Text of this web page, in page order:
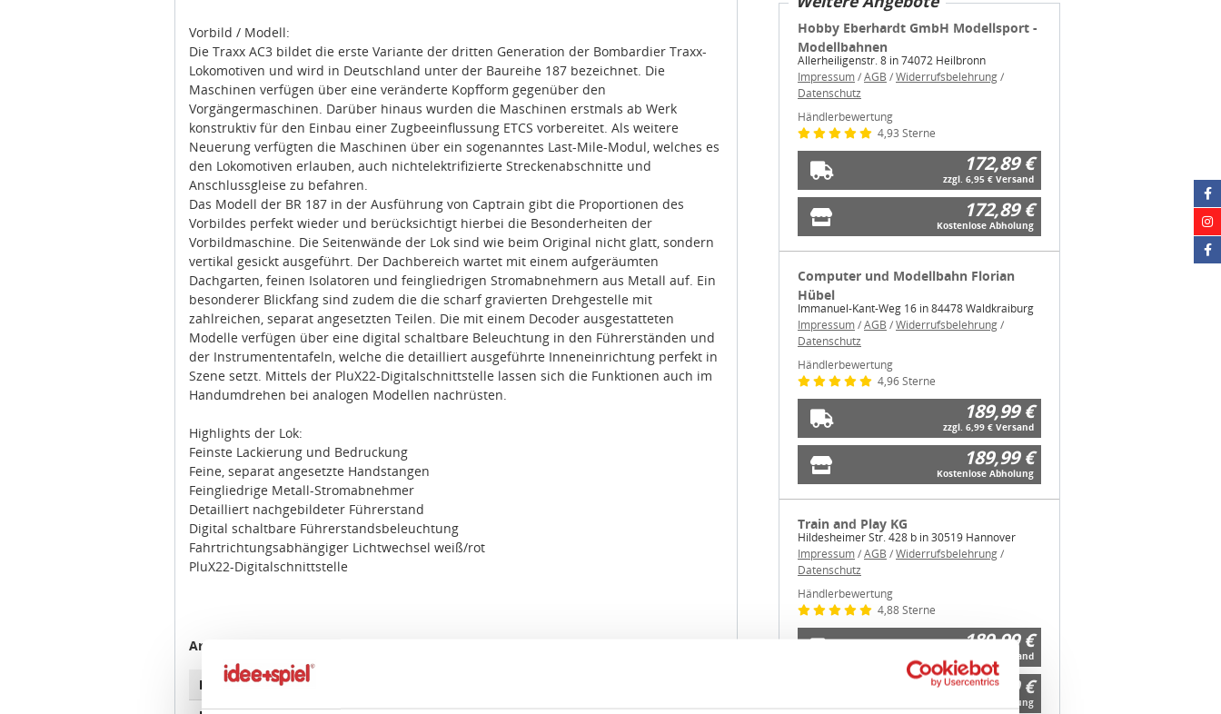
Diese Webseite verwendet Cookies.
Die Traxx AC3 bildet die erste Variante der dritten Generation der Bombardier Traxx-
Lokomotiven und wird in Deutschland unter der Baureihe 187 bezeichnet. Die
Maschinen verfügen über eine veränderte Kopfform gegenüber den
Vorgängermaschinen. Darüber hinaus wurden die Maschinen erstmals ab Werk
konstruktiv für den Einbau einer Zugbeeinflussung ETCS vorbereitet. Als weitere
Neuerung verfügten die Maschinen über ein sogenanntes Last-Mile-Modul, welches es
den Lokomotiven erlauben, auch nichtelektrifizierte Streckenabschnitte und
Anschlussgleise zu befahren.
Das Modell der BR 187 in der Ausführung von Captrain gibt die Proportionen des
Vorbildes perfekt wieder und berücksichtigt hierbei die Besonderheiten der
Vorbildmaschine. Die Seitenwände der Lok sind wie beim Original nicht glatt, sondern
vertikal gesickt ausgeführt. Der Dachbereich wartet mit einem aufgeräumten
Dachgarten, feinen Isolatoren und feingliedrigen Stromabnehmern aus Metall auf. Ein
besonderer Blickfang sind zudem die die scharf gravierten Drehgestelle mit
zahlreichen, separat angesetzten Teilen. Die mit einem Decoder ausgestatteten
Modelle verfügen über eine digital schaltbare Beleuchtung in den Führerständen und
der Instrumententafeln, welche die detailliert ausgeführte Inneneinrichtung perfekt in
Szene setzt. Mittels der PluX22-Digitalschnittstelle lassen sich die Funktionen auch im
Handumdrehen bei analogen Modellen nachrüsten.
Feinste Lackierung und Bedruckung
Feine, separat angesetzte Handstangen
Feingliedrige Metall-Stromabnehmer
Detailliert nachgebildeter Führerstand
Digital schaltbare Führerstandsbeleuchtung
Fahrtrichtungsabhängiger Lichtwechsel weiß/rot
PluX22-Digitalschnittstelle
Bahnverwaltung
Baureihe
Hobby Eberhardt GmbH Modellsport -
Modellbahnen
Allerheiligenstr. 8 in 74072 Heilbronn
Impressum/AGB /Widerrufsbelehrung
Datenschutz
Händlerbewertung
4,93 Sterne
172,89 €
zzgl. 6,95 € Versand
172,89 €
Kostenlose Abholung
Hübel
Immanuel-Kant-Weg 16 in 84478 Waldkraiburg
Impressum/AGB/Widerrufsbelehrung/
Datenschutz
Händlerbewertung
4,96 Sterne
189,99 €
zzgl. 6,99 € Versand
189,99 €
Kostenlose Abholung
Hildesheimer Str. 428 b in 30519 Hannover
Impressum/AGB /Widerrufsbelehrung/
Datenschutz
Händlerbewertung
4,88 Sterne
189,99 €
zzgl. 0,00 € Versand
189,99 €
Kostenlose Abholung